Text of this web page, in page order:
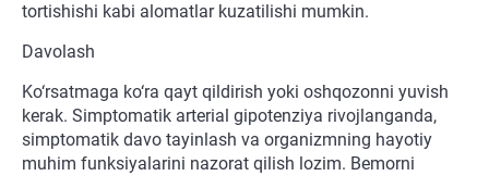
tortishishi kabi alomatlar kuzatilishi mumkin.
Davolash
Ko‘rsatmaga ko‘ra qayt qildirish yoki oshqozonni yuvish
kerak. Simptomatik arterial gipotenziya rivojlanganda,
simptomatik davo tayinlash va organizmning hayotiy
muhim funksiyalarini nazorat qilish lozim. Bemorni